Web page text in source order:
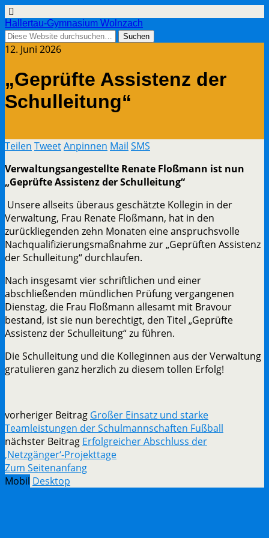
Hallertau-Gymnasium Wolnzach
12. Juni 2026
„Geprüfte Assistenz der
Schulleitung“
Teilen TweetAnpinnen Mail SMS
Verwaltungsangestellte Renate Floßmann ist nun
„Geprüfte Assistenz der Schulleitung“
Unsere allseits überaus geschätzte Kollegin in der
Verwaltung, Frau Renate Floßmann, hat in den
zurückliegenden zehn Monaten eine anspruchsvolle
Nachqualifizierungsmaßnahme zur „Geprüften Assistenz
der Schulleitung“ durchlaufen.
Nach insgesamt vier schriftlichen und einer
abschließenden mündlichen Prüfung vergangenen
Dienstag, die Frau Floßmann allesamt mit Bravour
bestand, ist sie nun berechtigt, den Titel „Geprüfte
Assistenz der Schulleitung“ zu führen.
Die Schulleitung und die Kolleginnen aus der Verwaltung
gratulieren ganz herzlich zu diesem tollen Erfolg!
vorheriger Beitrag Großer Einsatz und starke
Teamleistungen der Schulmannschaften Fußball
nächster Beitrag Erfolgreicher Abschluss der
‚Netzgänger‘-Projekttage
Zum Seitenanfang
Mobil Desktop